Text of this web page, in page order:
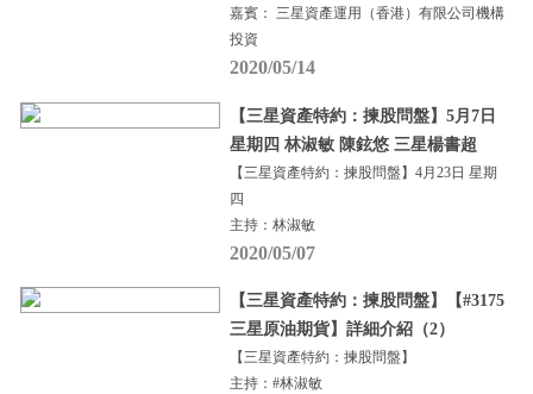
嘉賓： 三星資產運用（香港）有限公司機構
投資
2020/05/14
【三星資產特約：揀股問盤】5月7日
星期四 林淑敏 陳鉉悠 三星楊書超
【三星資產特約：揀股問盤】4月23日 星期
四
主持：林淑敏
2020/05/07
【三星資產特約：揀股問盤】【#3175
三星原油期貨】詳細介紹（2）
【三星資產特約：揀股問盤】
主持：#林淑敏